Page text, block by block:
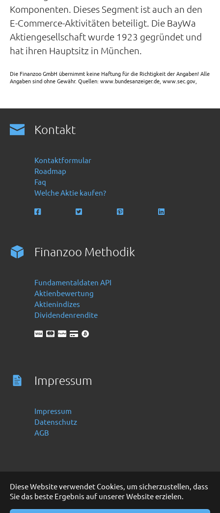
Diese Website verwendet Cookies, um sicherzustellen, dass
Sie das beste Ergebnis auf unserer Website erzielen.
Komponenten. Dieses Segment ist auch an den
E-Commerce-Aktivitäten beteiligt. Die BayWa
Aktiengesellschaft wurde 1923 gegründet und
hat ihren Hauptsitz in München.
Die Finanzoo GmbH übernimmt keine Haftung für die Richtigkeit der Angaben! Alle
Angaben sind ohne Gewähr. Quellen: www.bundesanzeiger.de, www.sec.gov,
Kontakt
Kontaktformular
Roadmap
Faq
Welche Aktie kaufen?
Finanzoo Methodik
Fundamentaldaten API
Aktienbewertung
Aktienindizes
Dividendenrendite
Impressum
Impressum
Datenschutz
AGB
Deutsch
English